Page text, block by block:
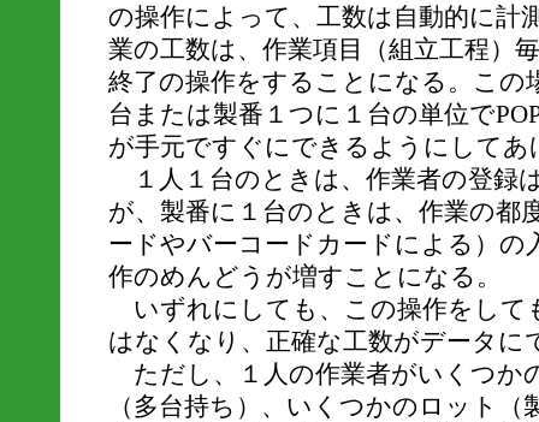
の操作によって、工数は自動的に計
業の工数は、作業項目（組立工程）
終了の操作をすることになる。この
台または製番１つに１台の単位で
が手元ですぐにできるようにしてあ
１人１台のときは、作業者の登録
が、製番に１台のときは、作業の都
ードやバーコードカードによる）の
作のめんどうが増すことになる。
いずれにしても、この操作をして
はなくなり、正確な工数がデータに
ただし、１人の作業者がいくつか
（多台持ち）、いくつかのロット